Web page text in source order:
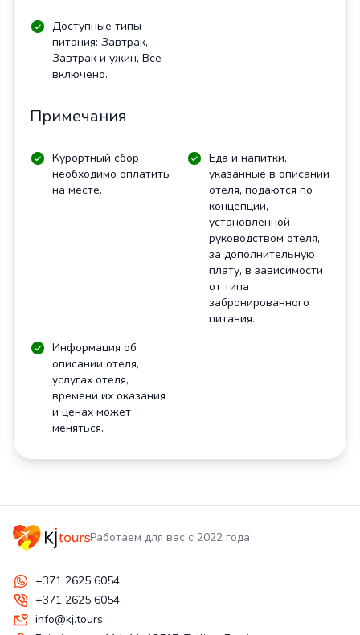
Доступные типы
питания: Завтрак,
Завтрак и ужин, Все
включено.
Примечания
Курортный сбор
необходимо оплатить
на месте.
Еда и напитки,
указанные в описании
отеля, подаются по
концепции,
установленной
руководством отеля,
за дополнительную
плату, в зависимости
от типа
забронированного
питания.
Информация об
описании отеля,
услугах отеля,
времени их оказания
и ценах может
меняться.
Работаем для вас с 2022 года
+371 2625 6054
+371 2625 6054
info@kj.tours